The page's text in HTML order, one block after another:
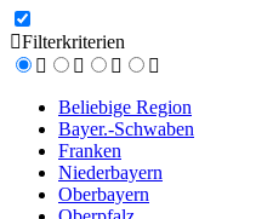
Filterkriterien
Beliebige Region
Bayer.-Schwaben
Franken
Niederbayern
Oberbayern